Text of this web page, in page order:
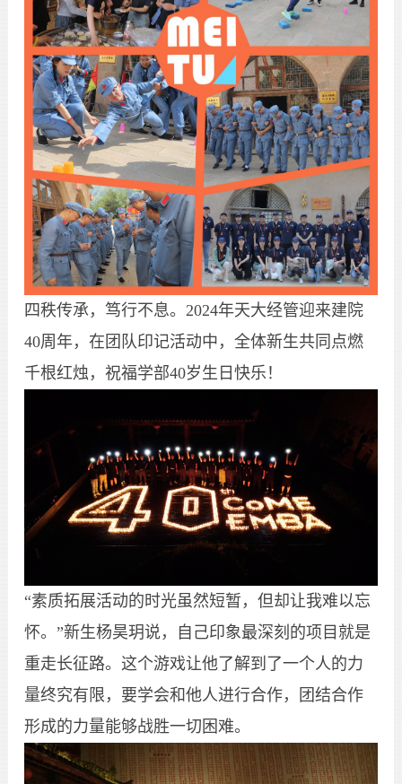
四秩传承，笃行不息。2024年天大经管迎来建院
40周年，在团队印记活动中，全体新生共同点燃
千根红烛，祝福学部40岁生日快乐！
“素质拓展活动的时光虽然短暂，但却让我难以忘
怀。”新生杨昊玥说，自己印象最深刻的项目就是
重走长征路。这个游戏让他了解到了一个人的力
量终究有限，要学会和他人进行合作，团结合作
形成的力量能够战胜一切困难。